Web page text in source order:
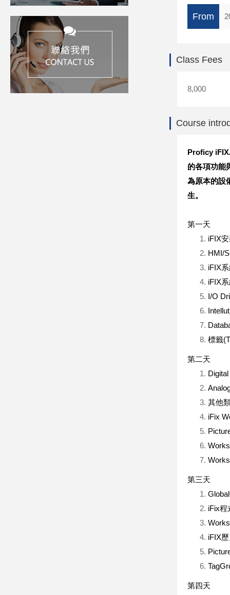
From
Class Fees
8,000
Course
Proficy iFIX
的各項功能
為原本的設
生。
第一天
iFIX
HMI/
iFIX
iFIX
I/O
標籤
第二天
其他
iFix
第三天
iFix程
iFIX
第四天